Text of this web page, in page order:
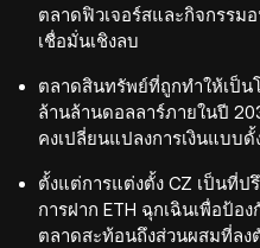
ตลาดฟิวเจอร์สและกิจกรร
เชื่อมั่นเชิงลบ
ตลาดสินทรัพย์ที่ถูกทำให้เป็น
ล้านล้านดอลลาร์ภายในปี
คงเปลี่ยนแปลงการเงินแบบดั้
ตั้งแต่การแต่งตั้ง CZ เป็นที่
การฝาก ETH ฉุกเฉินเพื่อป้
ตลาดสะท้อนถึงส่วนผสมที่ลง